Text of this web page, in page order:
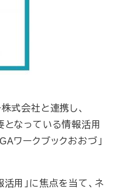
式会社と連携し、
なっている情報活用
ワークブックおおづ」
活用」に焦点を当て、ネ